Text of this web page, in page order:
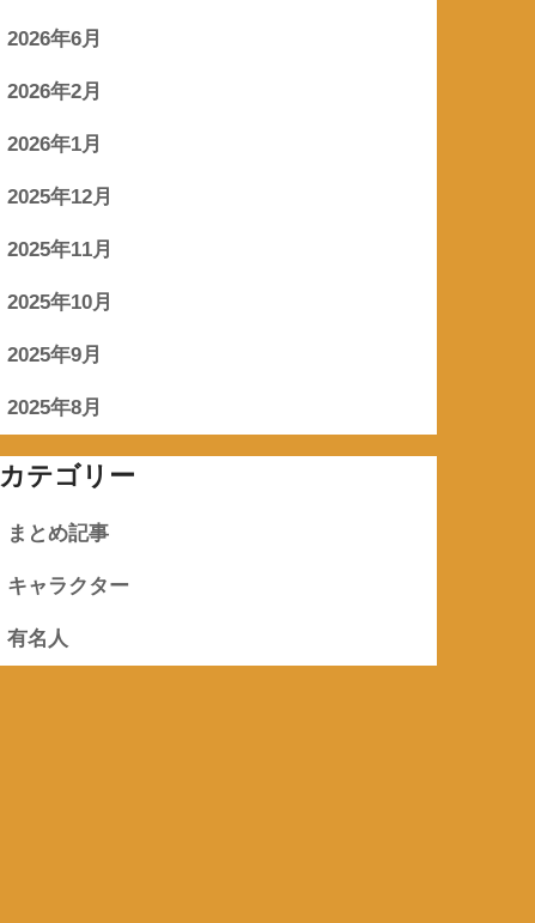
2026年6月
2026年2月
2026年1月
2025年12月
2025年11月
2025年10月
2025年9月
2025年8月
カテゴリー
まとめ記事
キャラクター
有名人